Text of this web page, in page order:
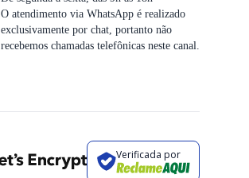
O atendimento via WhatsApp é realizado
exclusivamente por chat, portanto não
recebemos chamadas telefônicas neste canal.
Verificada por